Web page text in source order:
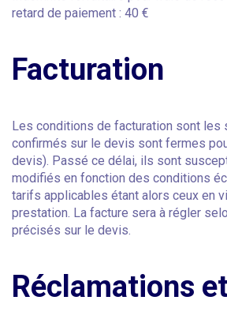
retard de paiement : 40 €
Facturation
Les conditions de facturation sont les
confirmés sur le devis sont fermes
devis). Passé ce délai, ils sont
modifiés en fonction des conditions
tarifs applicables étant alors ceux en
prestation. La facture sera à régler
précisés sur le devis.
Réclamations